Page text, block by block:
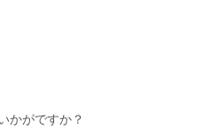
かがですか？